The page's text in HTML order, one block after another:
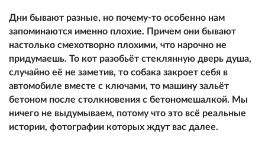
Дни бывают разные, но почему-то особенно нам
запоминаются именно плохие. Причем они бывают
настолько смехотворно плохими, что нарочно не
придумаешь. То кот разобьёт стеклянную дверь душа,
случайно её не заметив, то собака закроет себя в
автомобиле вместе с ключами, то машину зальёт
бетоном после столкновения с бетономешалкой. Мы
ничего не выдумываем, потому что это всё реальные
истории, фотографии которых ждут вас далее.